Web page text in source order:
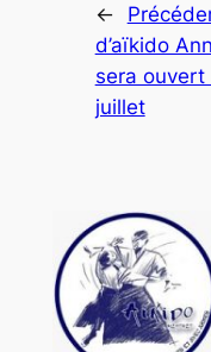
←
d’aïkido
sera ouvert
juillet